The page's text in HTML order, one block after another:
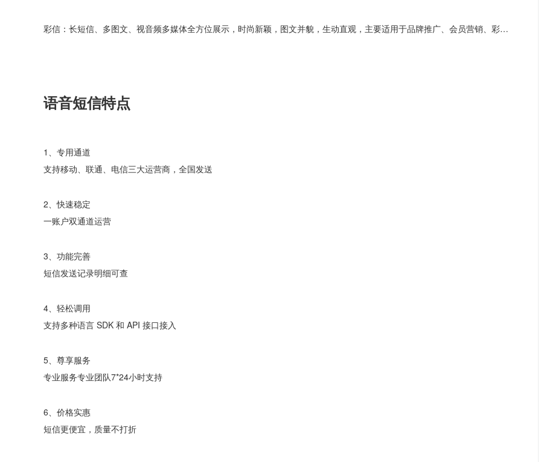
彩信：长短信、多图文、视音频多媒体全方位展示，时尚新颖，图文并貌，生动直观，主要适用于品牌推广、会员营销、彩信报等场景。
语音短信特点
1、专用通道
支持移动、联通、电信三大运营商，全国发送
2、快速稳定
一账户双通道运营
3、功能完善
短信发送记录明细可查
4、轻松调用
支持多种语言 SDK 和 API 接口接入
5、尊享服务
专业服务专业团队7*24小时支持
6、价格实惠
短信更便宜，质量不打折